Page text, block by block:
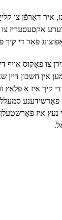
איר דאַרפֿן צו
אַקסעסעריז צו
פֿאַר די קיך
צו פאָקוס אויף
אין חשבון דיין
קיך איז אַ פּלאַץ
פאַרשידענע
נעץ איז